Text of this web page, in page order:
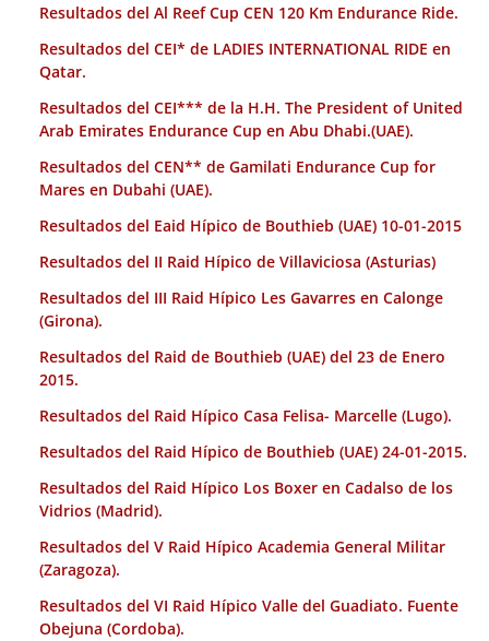
Resultados del Al Reef Cup CEN 120 Km Endurance Ride.
Resultados del CEI* de LADIES INTERNATIONAL RIDE en
Qatar.
Resultados del CEI*** de la H.H. The President of United
Arab Emirates Endurance Cup en Abu Dhabi.(UAE).
Resultados del CEN** de Gamilati Endurance Cup for
Mares en Dubahi (UAE).
Resultados del Eaid Hípico de Bouthieb (UAE) 10-01-2015
Resultados del II Raid Hípico de Villaviciosa (Asturias)
Resultados del III Raid Hípico Les Gavarres en Calonge
(Girona).
Resultados del Raid de Bouthieb (UAE) del 23 de Enero
2015.
Resultados del Raid Hípico Casa Felisa- Marcelle (Lugo).
Resultados del Raid Hípico de Bouthieb (UAE) 24-01-2015.
Resultados del Raid Hípico Los Boxer en Cadalso de los
Vidrios (Madrid).
Resultados del V Raid Hípico Academia General Militar
(Zaragoza).
Resultados del VI Raid Hípico Valle del Guadiato. Fuente
Obejuna (Cordoba).